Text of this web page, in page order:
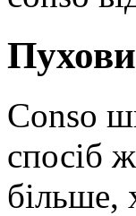
Conso
спосіб
більше,